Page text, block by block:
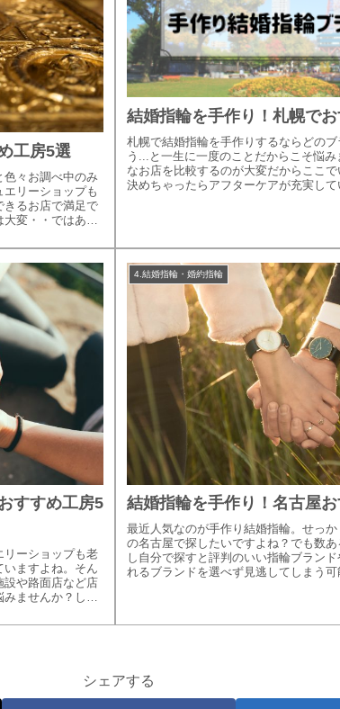
工房5選
色々お調べ中のみ
リーショップも
きるお店で満足で
変・・ではあり
結婚指輪を手作り！札幌で
札幌で結婚指輪を手作りするならどの
う...と一生に一度のことだからこそ悩
なお店を比較するのが大変だからここ
決めちゃったらアフターケアが充実し
すすめ工房5
リーショップも老
ますよね。そん
設や路面店など店
ませんか？しか
4.結婚指輪・婚約指輪
結婚指輪を手作り！名古屋
最近人気なのが手作り結婚指輪。せっ
の名古屋で探したいですよね？でも数
し自分で探すと評判のいい指輪ブラン
れるブランドを選べず見逃してしまう
シェアする